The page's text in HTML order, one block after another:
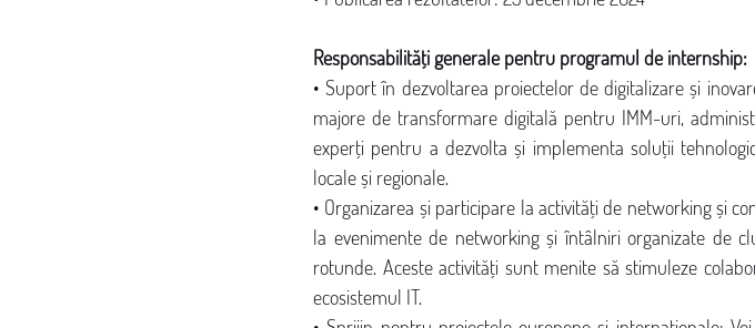
Responsabilități generale pentru programul de internship:
• Suport în dezvoltarea proiectelor de digitalizare și
majore de transformare digitală pentru IMM-uri,
experți pentru a dezvolta și implementa soluții
locale și regionale.
• Organizarea și participare la activități de networking și
la evenimente de networking și întâlniri organizate de
rotunde. Aceste activități sunt menite să stimuleze
ecosistemul IT.